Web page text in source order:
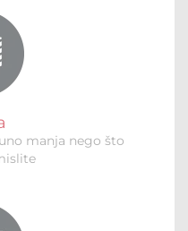
manja nego što